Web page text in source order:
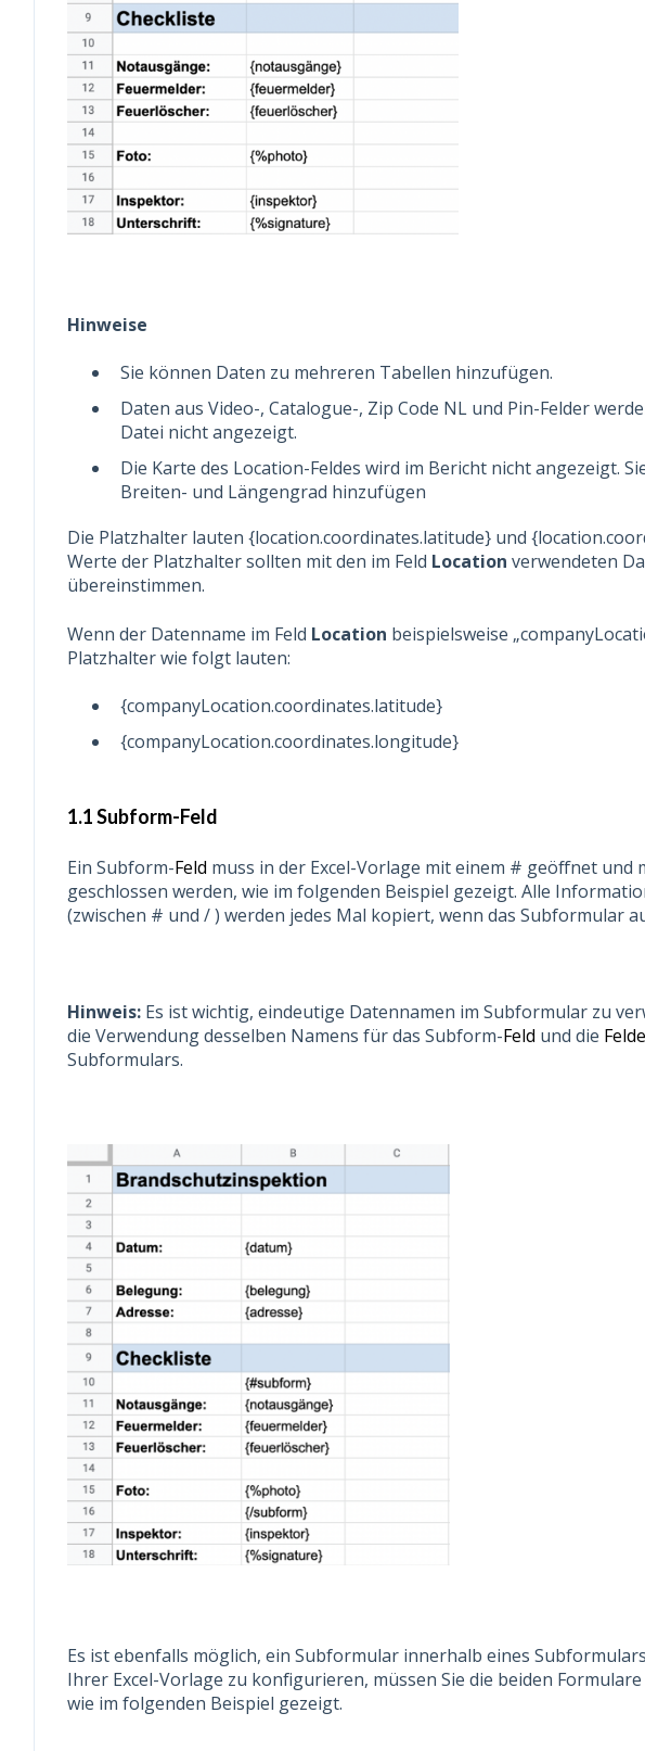
Hinweise
Sie können Daten zu mehreren Tabellen hinzufügen.
Daten aus Video-, Catalogue-, Zip Code NL und Pin-Felder
Datei nicht angezeigt.
Die Karte des Location-Feldes wird im Bericht nicht angezeigt.
Breiten- und Längengrad hinzufügen
Die Platzhalter lauten {location.coordinates.latitude} und
Werte der Platzhalter sollten mit den im Feld Location verwendeten
übereinstimmen.
Wenn der Datenname im Feld Location beispielsweise
Platzhalter wie folgt lauten:
{companyLocation.coordinates.latitude}
{companyLocation.coordinates.longitude}
1.1 Subform-Feld
Ein Subform-Feld muss in der Excel-Vorlage mit einem # geöffnet und
geschlossen werden, wie im folgenden Beispiel gezeigt. Alle
(zwischen # und / ) werden jedes Mal kopiert, wenn das Subformular
Hinweis: Es ist wichtig, eindeutige Datennamen im Subformular zu
die Verwendung desselben Namens für das Subform-Feld und die
Subformulars.
Es ist ebenfalls möglich, ein Subformular innerhalb eines
Ihrer Excel-Vorlage zu konfigurieren, müssen Sie die beiden
wie im folgenden Beispiel gezeigt.